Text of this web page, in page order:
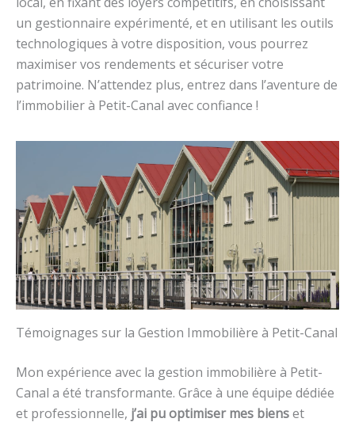
un gestionnaire expérimenté, et en utilisant les outils
technologiques à votre disposition, vous pourrez
maximiser vos rendements et sécuriser votre
patrimoine. N’attendez plus, entrez dans l’aventure de
l’immobilier à Petit-Canal avec confiance !
Témoignages sur la Gestion Immobilière à Petit-Canal
Mon expérience avec la gestion immobilière à Petit-
Canal a été transformante. Grâce à une équipe dédiée
et professionnelle, j’ai pu optimiser mes bienset